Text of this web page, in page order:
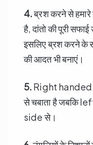
4.ब्रश करने से हमारे
है, दांतो की पूरी सफाई
इसलिए ब्रश करने के
की आदत भी बनाएं।
5. Right handed
से चबाता है जबकि
side से।